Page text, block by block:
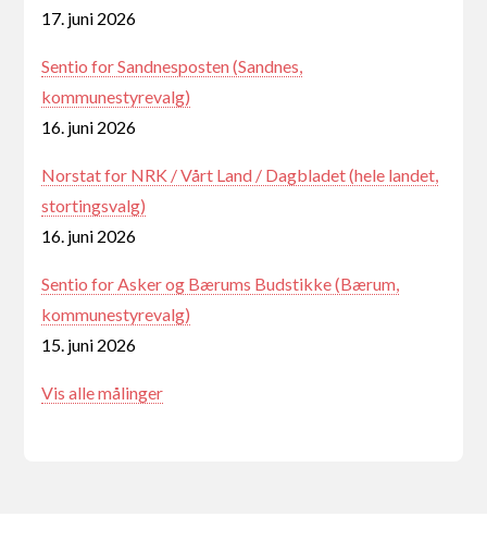
17. juni 2026
Sentio for Sandnesposten (Sandnes,
kommunestyrevalg)
16. juni 2026
Norstat for NRK / Vårt Land / Dagbladet (hele landet,
stortingsvalg)
16. juni 2026
Sentio for Asker og Bærums Budstikke (Bærum,
kommunestyrevalg)
15. juni 2026
Vis alle målinger